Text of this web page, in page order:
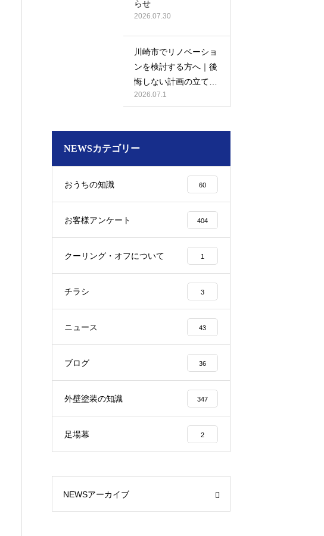
門家へ （チラシ）
い？それぞれの特徴と選び方のポイン
らせ
2026.07.30
川崎市でリノベーショ
ンを検討する方へ｜後
悔しない計画の立て方
と相談先の選び方
2026.07.1
NEWSカテゴリー
おうちの知識 60
お客様アンケート 404
クーリング・オフについて 1
チラシ 3
ニュース 43
ブログ 36
外壁塗装の知識 347
足場幕 2
NEWSアーカイブ